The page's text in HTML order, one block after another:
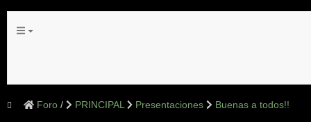
Foro PRINCIPAL Presentaciones Buenas a todos!!